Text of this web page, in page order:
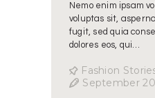
Nemo enim ipsam
voluptas sit,
fugit, sed quia
dolores eos, qui…
Fashion
September